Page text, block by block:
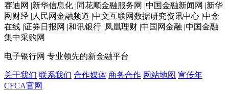
赛迪网 |新华信息化 |同花顺金融服务网 |中国金融新闻网 |新华
网财经 |人民网金融频道 |中文互联网数据研究资讯中心 |中金
在线 |证券日报网 |和讯银行 |凤凰理财 |中国网金融 |中国金融
集中采购网
电子银行网 专业领先的新金融平台
关于我们 联系我们 合作媒体 商务合作 网站地图 宣传年
CFCA官网